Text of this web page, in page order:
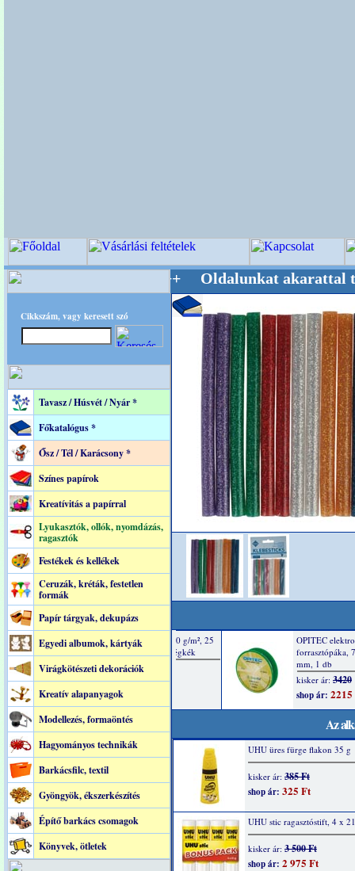
Cikkszám, vagy keresett szó
Tavasz / Húsvét / Nyár *
Főkatalógus *
Ősz / Tél / Karácsony *
Színes papírok
Kreatívitás a papírral
Lyukasztók, ollók, nyomdázás,
ragasztók
Festékek és kellékek
Ceruzák, kréták, festetlen
formák
Papír tárgyak, dekupázs
Egyedi albumok, kártyák
Virágkötészeti dekorációk
Kreatív alapanyagok
Modellezés, formaöntés
Hagyományos technikák
Barkácsfilc, textil
Gyöngyök, ékszerkészítés
Építő barkács csomagok
Könyvek, ötletek
+++++++ Oldalunkat akarattal tartjuk
Az
UHU üres fürge flakon 35 g
kisker ár: 385 Ft
shop ár: 325 Ft
UHU stic ragasztóstift, 4 x
kisker ár: 3 500 Ft
shop ár: 2 975 Ft